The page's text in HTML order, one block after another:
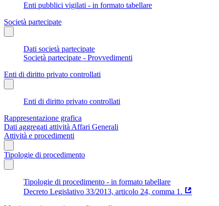
Enti pubblici vigilati - in formato tabellare
Società partecipate
Dati società partecipate
Società partecipate - Provvedimenti
Enti di diritto privato controllati
Enti di diritto privato controllati
Rappresentazione grafica
Dati aggregati attività Affari Generali
Attività e procedimenti
Tipologie di procedimento
Tipologie di procedimento - in formato tabellare
Decreto Legislativo 33/2013, articolo 24, comma 1.